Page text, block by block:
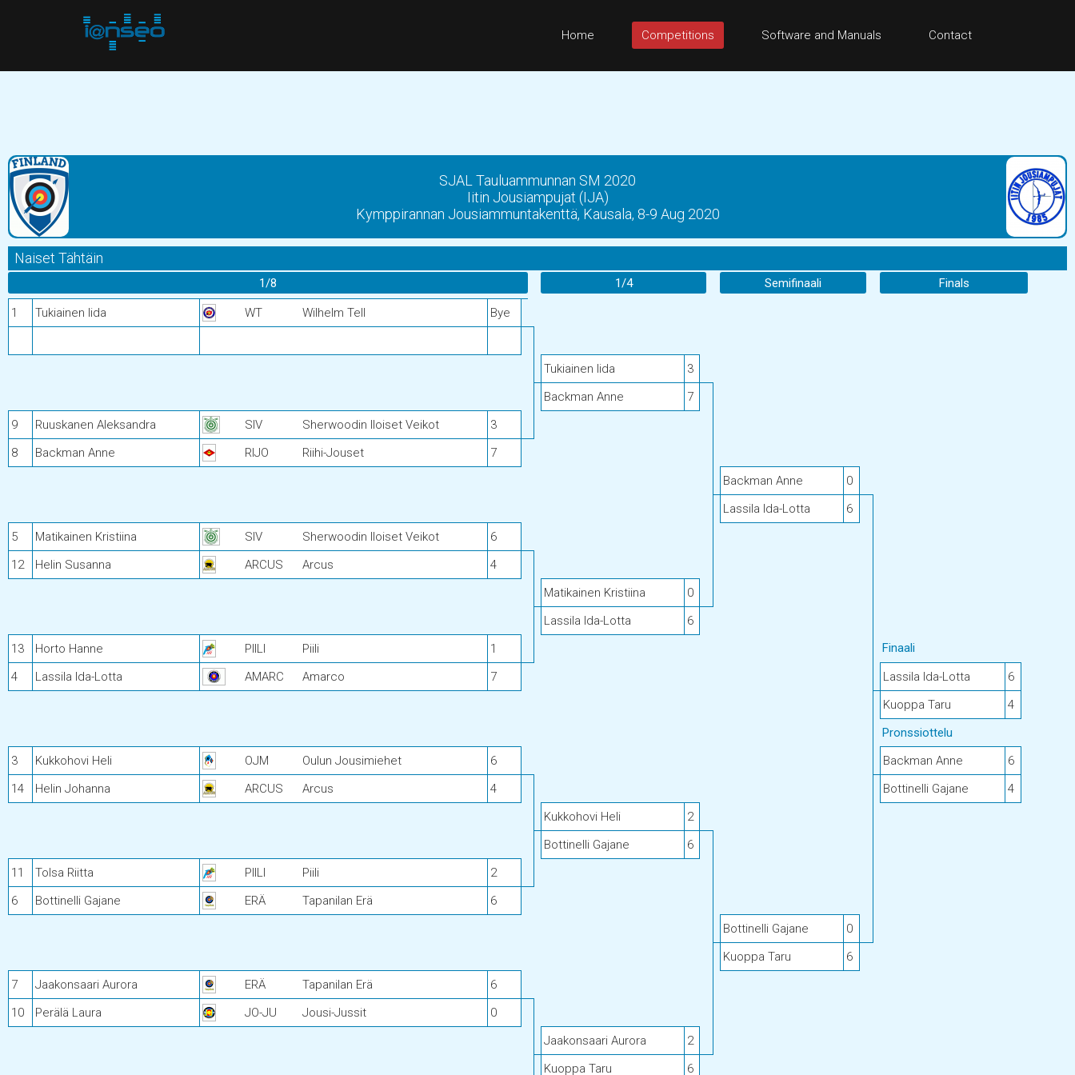
Home Competitions Software and Manuals Contact
SJAL Tauluammunnan SM 2020
Iitin Jousiampujat (IJA)
Kymppirannan Jousiammuntakenttä, Kausala, 8-9 Aug 2020
Naiset Tähtäin
1/8 1/4 Semifinaali Finals
1 Tukiainen Iida WT Wilhelm Tell Bye
Tukiainen Iida
3
Backman Anne
7
9
Ruuskanen Aleksandra SIV Sherwoodin Iloiset Veikot
3
8
Backman Anne RIJO Riihi-Jouset
7
Backman Anne
0
Lassila Ida-Lotta
6
5
Matikainen Kristiina SIV Sherwoodin Iloiset Veikot
6
12
Helin Susanna ARCUS Arcus
4
Matikainen Kristiina
0
Lassila Ida-Lotta
6
13
Horto Hanne PIILI Piili 1
Finaali
4
Lassila Ida-Lotta AMARC Amarco 7 Lassila Ida-Lotta
6
Kuoppa Taru
4
Pronssiottelu
3
Kukkohovi Heli OJM Oulun Jousimiehet 6 Backman Anne
6
14
Helin Johanna ARCUS Arcus 4 Bottinelli Gajane
4
Kukkohovi Heli
2
Bottinelli Gajane
6
11
Tolsa Riitta PIILI Piili
2
6
Bottinelli Gajane ERÄ Tapanilan Erä
6
Bottinelli Gajane
0
Kuoppa Taru
6
7
Jaakonsaari Aurora ERÄ Tapanilan Erä
6
10
Perälä Laura JO-JU Jousi-Jussit
0
Jaakonsaari Aurora
2
Kuoppa Taru
6